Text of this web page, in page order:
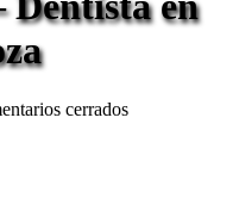
cerrados